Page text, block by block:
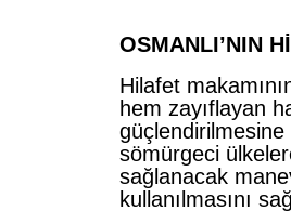
OSMANLI’NIN
Hilafet
hem zayıflayan
sömürgeci
sağlanacak
kullanılmasını